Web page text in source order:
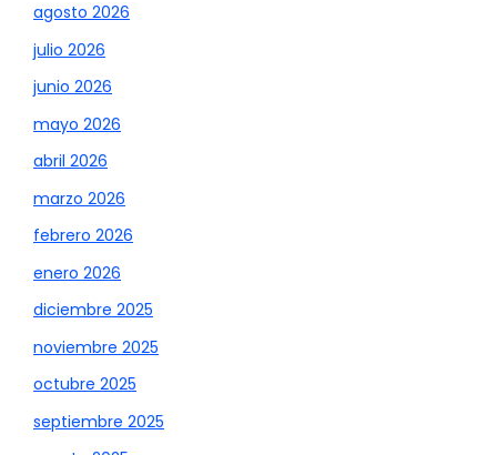
agosto 2026
julio 2026
junio 2026
mayo 2026
abril 2026
marzo 2026
febrero 2026
enero 2026
diciembre 2025
noviembre 2025
octubre 2025
septiembre 2025